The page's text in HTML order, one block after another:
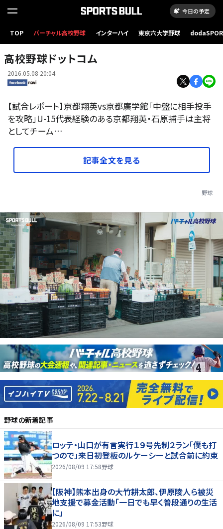
今日の予定
TOP バーチャル高校野球 インターハイ 東京六大学野球
高校野球ドットコム
2016.05.08 20:04
【試合レポート】京都翔英vs京都廣学館「中盤に相手投手
を攻略」U-15代表経験のある京都翔英・石原捕手は主将
としてチーム…
記事全文を見る
野球
野球の新着記事
ロッテ・山口が有言実行１９号先制２ラン「僕も打
つので」来日初登板のルケーシーと試合前に約束
2026/08/09 17:58野球
【阪神】熊本出身の大竹耕太郎、伊原陵人ら被災
地支援で募金活動「一日でも早く普段通りの生活
に」
2026/08/09 17:53野球